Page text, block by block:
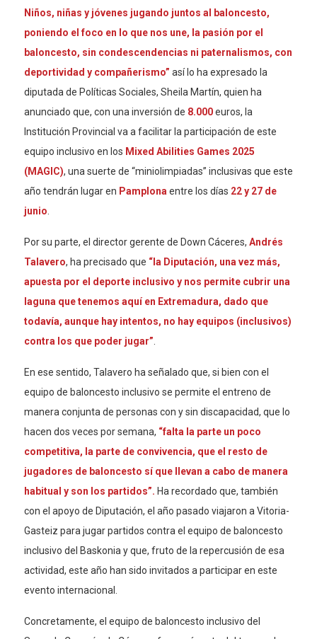
Niños, niñas y jóvenes jugando juntos al baloncesto,
poniendo el foco en lo que nos une, la pasión por el
baloncesto, sin condescendencias ni paternalismos, con
deportividad y compañerismo” así lo ha expresado la
diputada de Políticas Sociales, Sheila Martín, quien ha
anunciado que, con una inversión de 8.000euros, la
Institución Provincial va a facilitar la participación de este
equipo inclusivo en los Mixed Abilities Games 2025
(MAGIC), una suerte de “miniolimpiadas” inclusivas que este
año tendrán lugar en Pamplonaentre los días 22 y 27 de
junio.
Por su parte, el director gerente de Down Cáceres, Andrés
Talavero, ha precisado que “la Diputación, una vez más,
apuesta por el deporte inclusivo y nos permite cubrir una
laguna que tenemos aquí en Extremadura, dado que
todavía, aunque hay intentos, no hay equipos (inclusivos)
contra los que poder jugar”.
En ese sentido, Talavero ha señalado que, si bien con el
equipo de baloncesto inclusivo se permite el entreno de
manera conjunta de personas con y sin discapacidad, que lo
hacen dos veces por semana, “falta la parte un poco
competitiva, la parte de convivencia, que el resto de
jugadores de baloncesto sí que llevan a cabo de manera
habitual y son los partidos”. Ha recordado que, también
con el apoyo de Diputación, el año pasado viajaron a Vitoria-
Gasteiz para jugar partidos contra el equipo de baloncesto
inclusivo del Baskonia y que, fruto de la repercusión de esa
actividad, este año han sido invitados a participar en este
evento internacional.
Concretamente, el equipo de baloncesto inclusivo del